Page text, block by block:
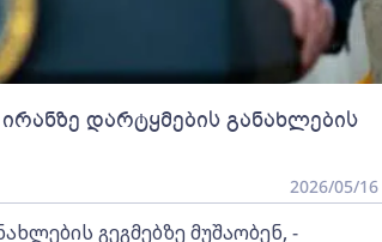
დარტყმების განახლების
2026/05/16
გეგმებზე მუშაობენ, -